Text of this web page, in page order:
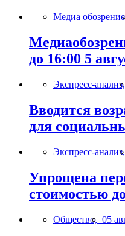
Медиа
до 16:00 5
Экспресс-анализ,
Вводится
для
Экспресс-анализ,
Упрощена
стоимостью
Общество, 05